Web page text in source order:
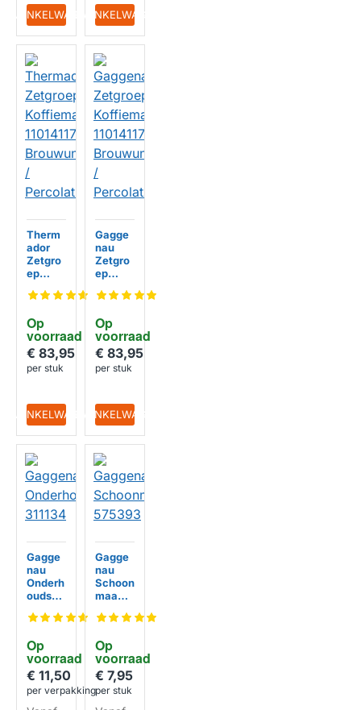
IN WINKELWAGENIN WINKELWAGEN
Op
voorraad
Therm
ador
Zetgro
ep
achine
7
Brouwu
nit /
Percola
tiemod
€ 83,95
per stuk
IN WINKELWAGEN
Op
voorraad
Gagge
nau
Zetgro
ep
achine
7
Brouwu
nit /
Percola
tiemod
€ 83,95
per stuk
IN WINKELWAGEN
Op
voorraad
Gagge
nau
Onderh
oudsdo
12007 /
€ 11,50
per verpakking
Op
voorraad
Gagge
nau
Schoon
maakb
575393
€ 7,95
per stuk